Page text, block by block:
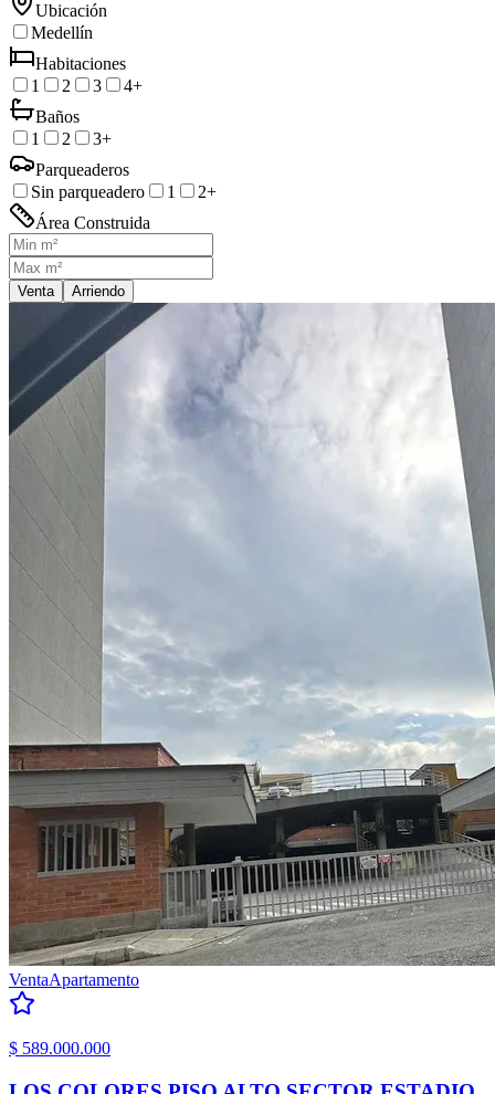
Ubicación
Medellín
Habitaciones
1
2 3
4+
Baños
1
2
3+
Parqueaderos
Sin parqueadero
1
2+
Área Construida
Venta Arriendo
VentaApartamento
$ 589.000.000